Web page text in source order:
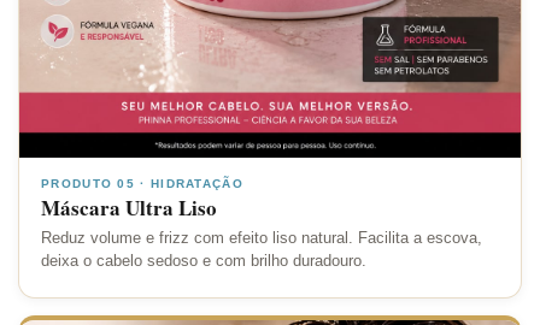
PRODUTO 05 · HIDRATAÇÃO
Máscara Ultra Liso
Reduz volume e frizz com efeito liso natural. Facilita a escova,
deixa o cabelo sedoso e com brilho duradouro.